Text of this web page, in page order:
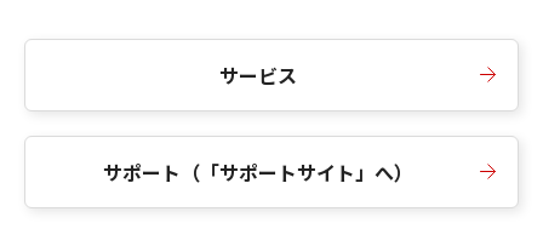
サービス
サポート（「サポートサイト」へ）